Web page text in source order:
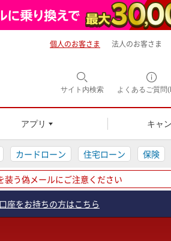
個人のお客さま 法人のお客さま
サイト内検索 よくあるご質問
アプリ キャ
カードローン 住宅ローン 保険
装う偽メールにご注意ください
座をお持ちの方はこちら